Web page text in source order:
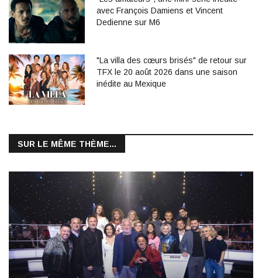
avec François Damiens et Vincent
Dedienne sur M6
"La villa des cœurs brisés" de retour sur
TFX le 20 août 2026 dans une saison
inédite au Mexique
SUR LE MÊME THÈME...